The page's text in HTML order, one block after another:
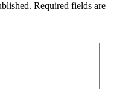
Required fields are